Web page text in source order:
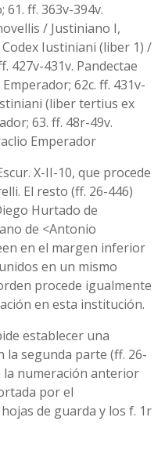
ff. 363v-394v.
/ Justiniano I,
Iustiniani (liber 1) /
427v-431v. Pandectae
62c. ff. 431v-
(liber tertius ex
63. ff. 48r-49v.
Emperador
X-II-10, que procede
El resto (ff. 26-446)
Hurtado de
de <Antonio
en el margen inferior
en un mismo
procede igualmente
en esta institución.
establecer una
la segunda parte (ff. 26-
la numeración anterior
por el
de guarda y los f. 1r